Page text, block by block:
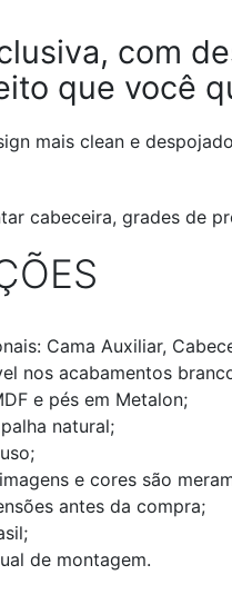
com
que você
mais clean e
cabeceira, grades de
Cama Auxiliar,
nos acabamentos
e pés em Metalon;
natural;
e cores são
antes da compra;
de montagem.